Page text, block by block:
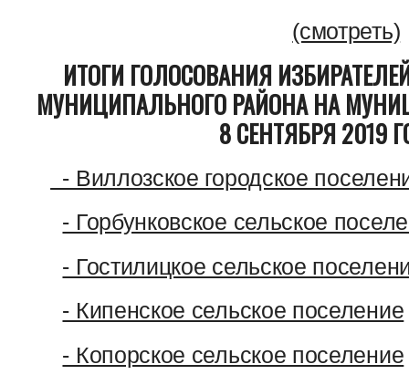
(смотреть)
ИТОГИ ГОЛОСОВАНИЯ
МУНИЦИПАЛЬНОГО РАЙОНА НА
8 СЕНТЯБРЯ 2019
- Виллозское городское
- Горбунковское сельское
- Гостилицкое сельское
- Кипенское сельское поселение
- Копорское сельское поселение